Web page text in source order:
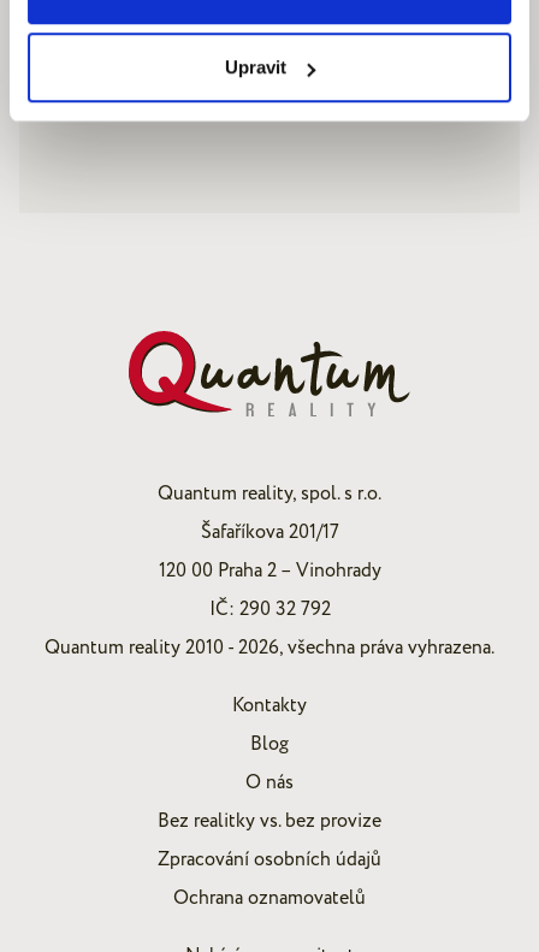
Upravit
Quantum reality, spol. s r.o.
Šafaříkova 201/17
120 00 Praha 2 – Vinohrady
IČ: 290 32 792
Quantum reality 2010 - 2026, všechna práva vyhrazena.
Kontakty
Blog
O nás
Bez realitky vs. bez provize
Zpracování osobních údajů
Ochrana oznamovatelů